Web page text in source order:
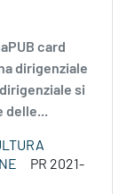
card
dirigenziale
si
delle...
PR 2021-